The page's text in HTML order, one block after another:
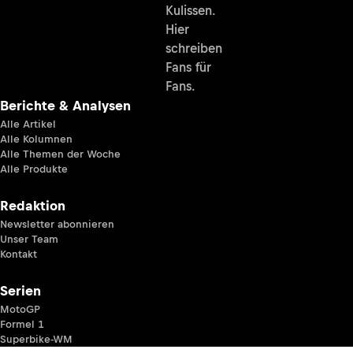
Kulissen.
Hier
schreiben
Fans für
Fans.
Berichte & Analysen
Alle Artikel
Alle Kolumnen
Alle Themen der Woche
Alle Produkte
Redaktion
Newsletter abonnieren
Unser Team
Kontakt
Serien
MotoGP
Formel 1
Superbike-WM